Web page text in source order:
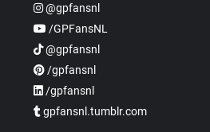
@gpfansnl
/GPFansNL
@gpfansnl
/gpfansnl
/gpfansnl
gpfansnl.tumblr.com